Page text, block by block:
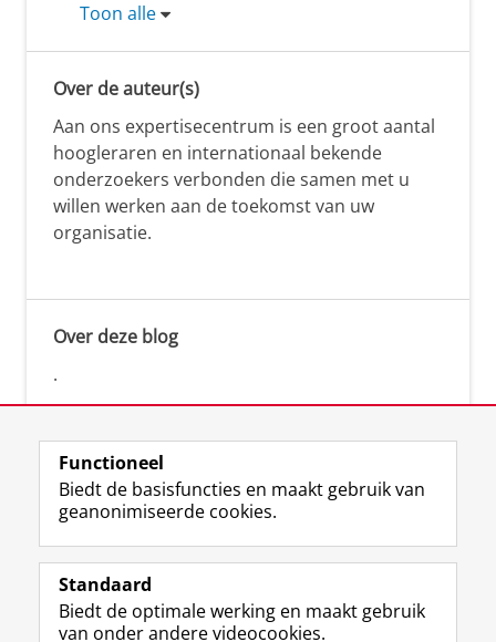
Toon alle
Over de auteur(s)
Aan ons expertisecentrum is een groot aantal
hoogleraren en internationaal bekende
onderzoekers verbonden die samen met u
willen werken aan de toekomst van uw
organisatie.
Over deze blog
.
Volg de RUG
F
a
e
L
i
k
R
S
-
I
n
t
Y
o
T
Studiekiezers
Functioneel
Biedt de basisfuncties en maakt gebruik van
geanonimiseerde cookies.
Standaard
Biedt de optimale werking en maakt gebruik
van onder andere videocookies.